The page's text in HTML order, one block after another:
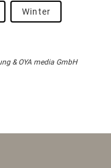
Winter
& OYA media GmbH